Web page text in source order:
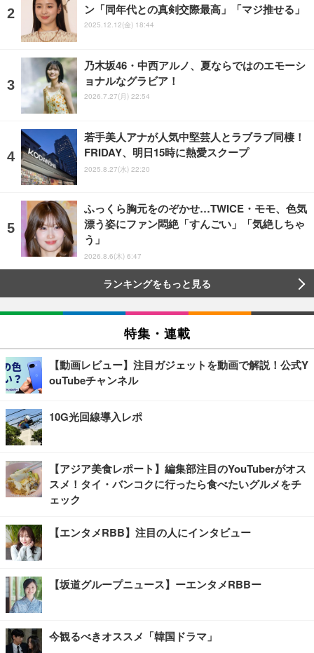
ン「同年代との真剣交際最高」「マジ推せる」
2025.12.12(金) 18:44
乃木坂46・中西アルノ、夏ならではのエモーシ
ョナルなグラビア！
2026.7.27(月) 22:54
若手美人アナが人気中堅芸人とラブラブ同棲！
FRIDAY、明日15時に熱愛スクープ
2025.8.27(水) 22:20
ふっくら胸元をのぞかせ…TWICE・モモ、色気
漂う姿にファン悶絶「すんごい」「気絶しちゃ
う」
2026.8.6(木) 6:47
ランキングをもっと見る
特集・連載
【動画レビュー】注目ガジェットを動画で解説！公式Y
ouTubeチャンネル
10G光回線導入レポ
【アジア美食レポート】編集部注目のYouTuberがオス
スメ！タイ・バンコクに行ったら食べたいグルメをチ
ェック
【エンタメRBB】注目の人にインタビュー
【坂道グループニュース】ーエンタメRBBー
今観るべきオススメ「韓国ドラマ」